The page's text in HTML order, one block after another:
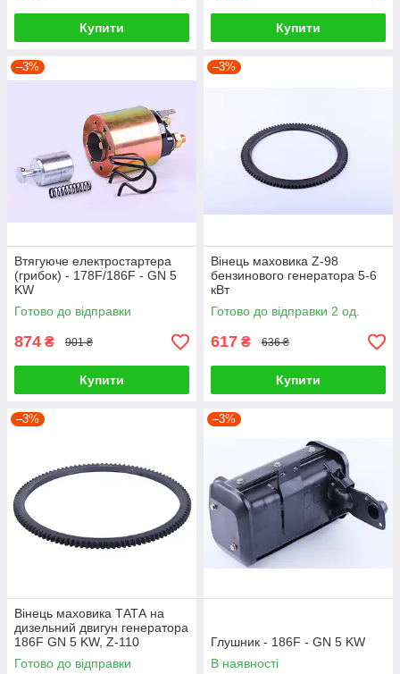
Купити Купити
–3%
Втягуюче електростартера
(грибок) - 178F/186F - GN 5
KW
Готово до відправки
874 ₴ 901 ₴
Купити
–3%
Вінець маховика Z-98
бензинового генератора 5-6
кВт
Готово до відправки 2 од.
617 ₴ 636 ₴
Купити
–3%
Вінець маховика ТАТА на
дизельний двигун генератора
186F GN 5 KW, Z-110
Готово до відправки
–3%
Глушник - 186F - GN 5 KW
В наявності